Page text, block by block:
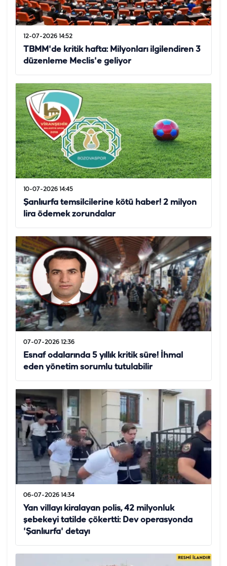
12-07-2026 14:52
TBMM'de kritik hafta: Milyonları ilgilendiren 3
düzenleme Meclis'e geliyor
10-07-2026 14:45
Şanlıurfa temsilcilerine kötü haber! 2 milyon
lira ödemek zorundalar
07-07-2026 12:36
Esnaf odalarında 5 yıllık kritik süre! İhmal
eden yönetim sorumlu tutulabilir
06-07-2026 14:34
Yan villayı kiralayan polis, 42 milyonluk
şebekeyi tatilde çökertti: Dev operasyonda
'Şanlıurfa' detayı